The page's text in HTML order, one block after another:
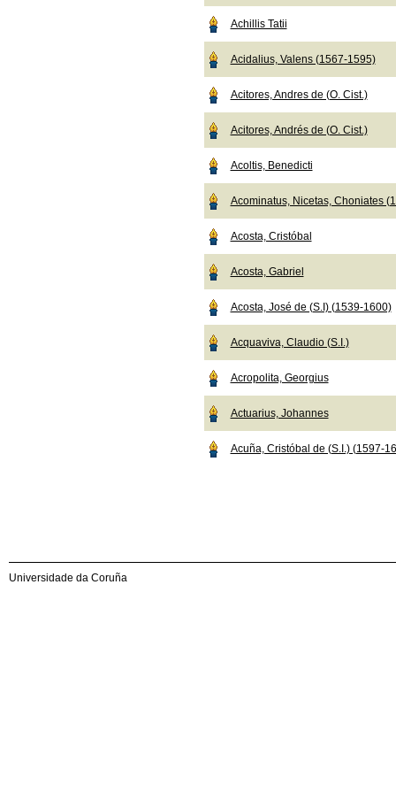
Achillis Tatii
Acidalius, Valens (1567-1595)
Acitores, Andres de (O. Cist.)
Acitores, Andrés de (O. Cist.)
Acoltis, Benedicti
Acominatus, Nicetas, Choniates
Acosta, Cristóbal
Acosta, Gabriel
Acosta, José de (S.I) (1539-1600)
Acquaviva, Claudio (S.I.)
Acropolita, Georgius
Actuarius, Johannes
Acuña, Cristóbal de (S.I.) (1597-
Universidade da Coruña